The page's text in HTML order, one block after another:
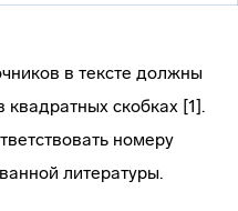
в тексте должны
квадратных скобках [1].
номеру
литературы.